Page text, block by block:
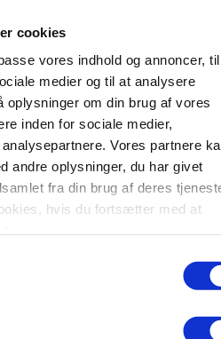
cookies
vores indhold og annoncer, til
medier og til at analysere
oplysninger om din brug af vores
inden for sociale medier,
Vores partnere
andre oplysninger, du har givet
fra din brug af deres
hvis du fortsætter med at
Rusland